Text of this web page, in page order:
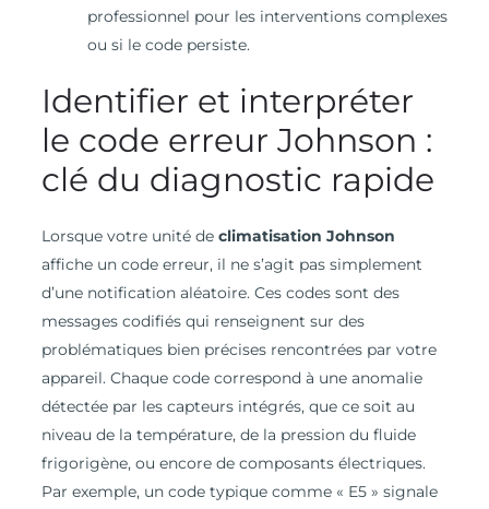
professionnel pour les interventions complexes
ou si le code persiste.
Identifier et interpréter
le code erreur Johnson :
clé du diagnostic rapide
Lorsque votre unité de climatisation Johnson
affiche un code erreur, il ne s’agit pas simplement
d’une notification aléatoire. Ces codes sont des
messages codifiés qui renseignent sur des
problématiques bien précises rencontrées par votre
appareil. Chaque code correspond à une anomalie
détectée par les capteurs intégrés, que ce soit au
niveau de la température, de la pression du fluide
frigorigène, ou encore de composants électriques.
Par exemple, un code typique comme « E5 » signale